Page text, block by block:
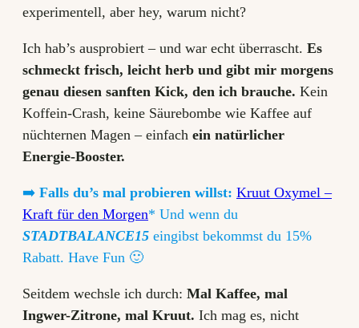
experimentell, aber hey, warum nicht?
Ich hab’s ausprobiert – und war echt überrascht. Es
schmeckt frisch, leicht herb und gibt mir morgens
genau diesen sanften Kick, den ich brauche. Kein
Koffein-Crash, keine Säurebombe wie Kaffee auf
nüchternen Magen – einfach ein natürlicher
Energie-Booster.
➡️ Falls du’s mal probieren willst: Kruut Oxymel –
Kraft für den Morgen* Und wenn du
STADTBALANCE15 eingibst bekommst du 15%
Rabatt. Have Fun 🙂
Seitdem wechsle ich durch: Mal Kaffee, mal
Ingwer-Zitrone, mal Kruut. Ich mag es, nicht